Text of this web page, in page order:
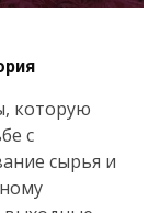
которую
с
сырья и